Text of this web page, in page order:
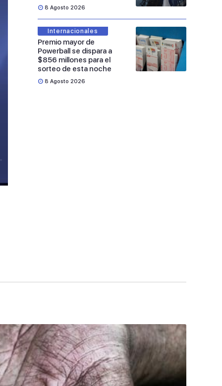
8 Agosto 2026
Internacionales
Premio mayor de
Powerball se dispara a
$856 millones para el
sorteo de esta noche
8 Agosto 2026